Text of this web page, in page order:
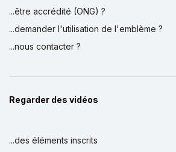
...être accrédité (ONG) ?
...demander l'utilisation de l'emblème ?
...nous contacter ?
Regarder des vidéos
...des éléments inscrits